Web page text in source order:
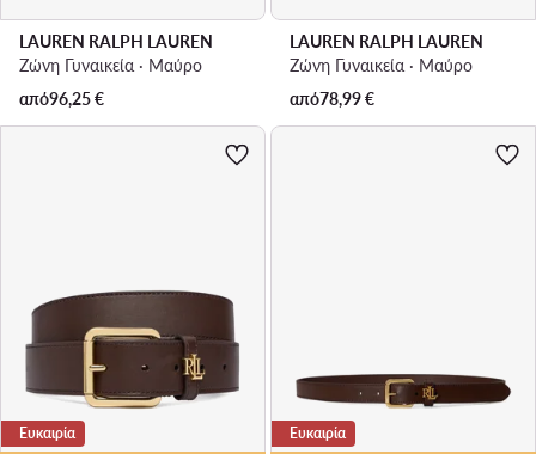
LAUREN RALPH LAUREN
Ζώνη Γυναικεία · Μαύρο
από96,25€
LAUREN RALPH LAUREN
Ζώνη Γυναικεία · Μαύρο
από78,99€
Ευκαιρία Ευκαιρία